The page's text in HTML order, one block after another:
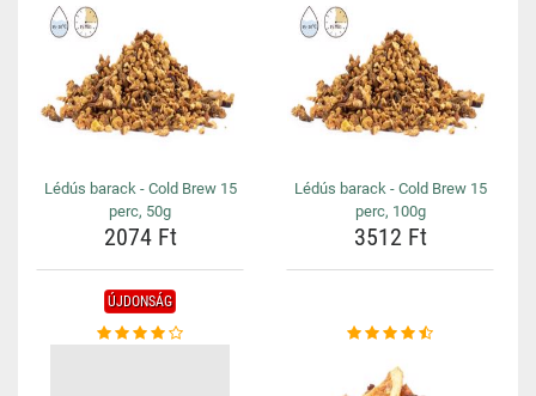
Lédús barack - Cold Brew 15
perc, 50g
2074 Ft
Lédús barack - Cold Brew 15
perc, 100g
3512 Ft
ÚJDONSÁG